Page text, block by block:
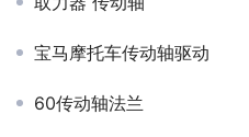
宝马摩托车传动轴驱动
60传动轴法兰